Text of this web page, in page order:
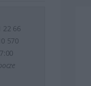
22 66
570